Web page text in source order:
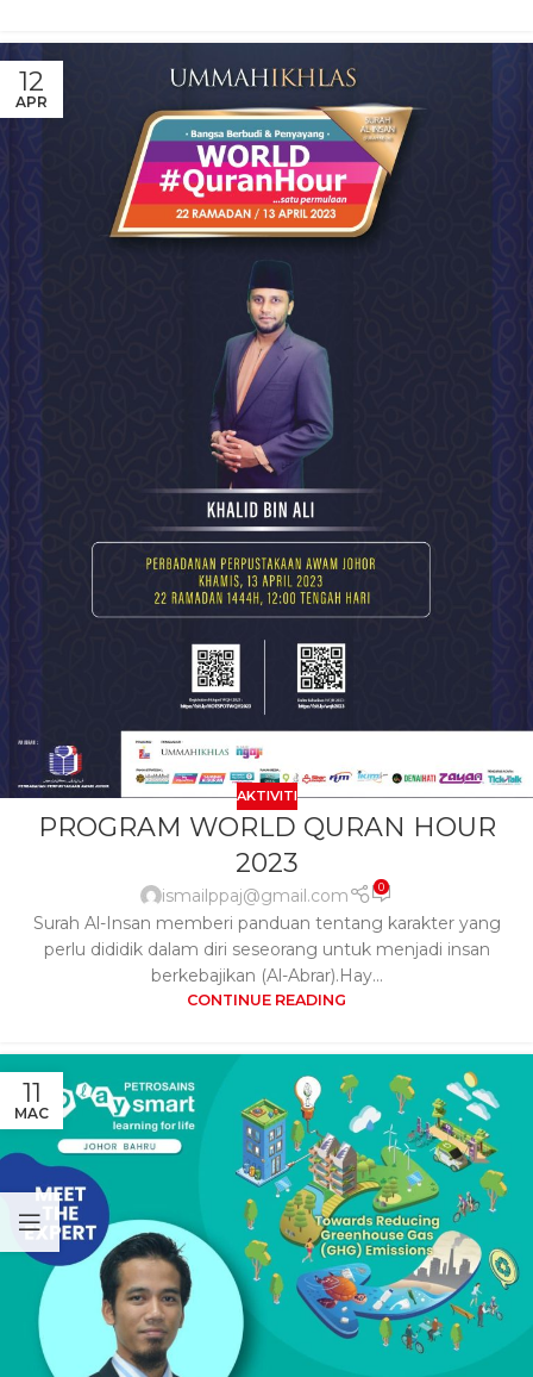
12
APR
AKTIVITI
PROGRAM WORLD QURAN HOUR
2023
ismailppaj@gmail.com 0
Surah Al-Insan memberi panduan tentang karakter yang
perlu dididik dalam diri seseorang untuk menjadi insan
berkebajikan (Al-Abrar).Hay...
CONTINUE READING
11
MAC